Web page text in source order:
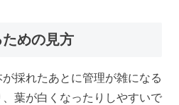
めの見方
採れたあとに管理が雑になる
葉が白くなったりしやすいで